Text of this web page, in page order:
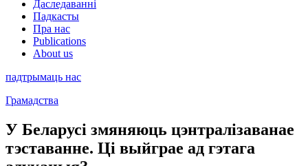
Даследаванні
Падкасты
Пра нас
Publications
About us
падтрымаць нас
Грамадства
У Беларусі змяняюць цэнтралізаванае
тэставанне. Ці выйграе ад гэтага